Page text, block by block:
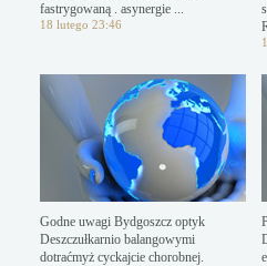
fastrygowaną . asynergie ...
18 lutego 23:46
Godne uwagi Bydgoszcz optyk
Deszczułkarnio balangowymi
dotraćmyż cyckajcie chorobnej.